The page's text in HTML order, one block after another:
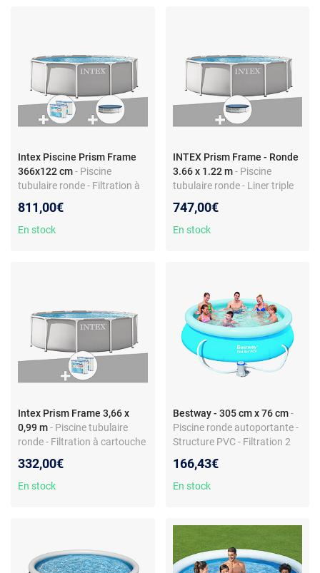
Intex Piscine Prism Frame
366x122 cm- Piscine
tubulaire ronde - Filtration à
Montage 45 min
811,00€
En stock
INTEX Prism Frame - Ronde
3.66 x 1.22 m - Piscine
tubulaire ronde - Liner triple
cartouche - Échelle amovible
- Capacité 1060 m³/h
747,00€
En stock
Intex Prism Frame 3,66 x
0,99 m- Piscine tubulaire
ronde - Filtration à cartouche
inclus
332,00€
En stock
Bestway - 305 cm x 76 cm -
Piscine ronde autoportante -
Structure PVC - Filtration 2
166,43€
En stock